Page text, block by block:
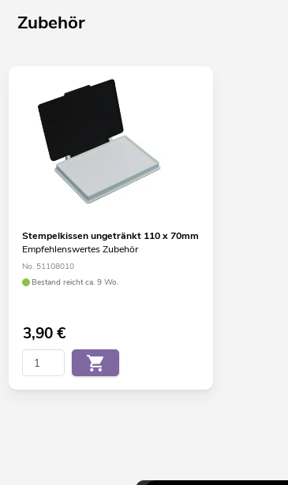
Zubehör
Stempelkissen ungetränkt 110 x 70mm
Empfehlenswertes Zubehör
No. 51108010
Bestand reicht ca. 9 Wo.
3,90€